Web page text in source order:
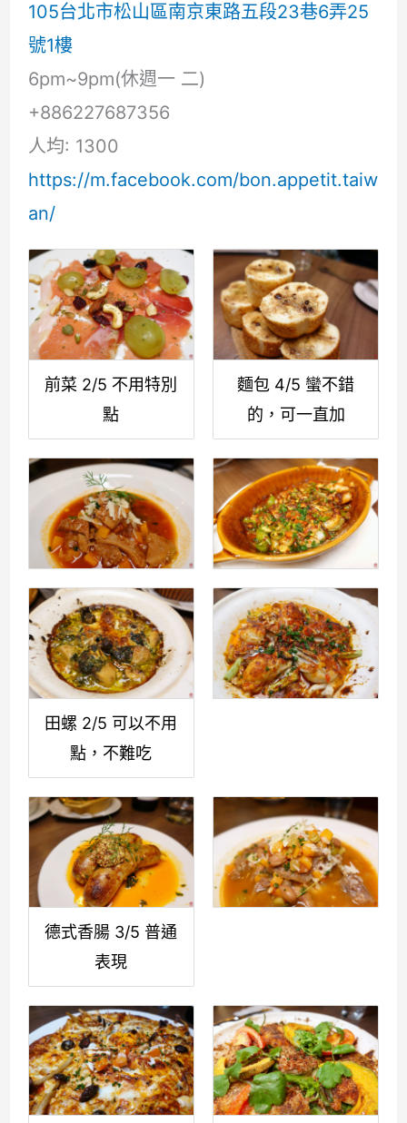
105台北市松山區南京東路五段23巷6弄25
號1樓
6pm~9pm(休週一 二)
+886227687356
人均: 1300
https://m.facebook.com/bon.appetit.taiw
an/
前菜 2/5 不用特別
點
麵包 4/5 蠻不錯
的，可一直加
田螺 2/5 可以不用
點，不難吃
德式香腸 3/5 普通
表現